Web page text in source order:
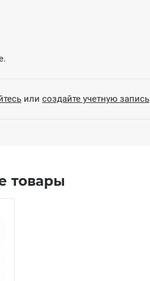
или создайте учетную запись
товары